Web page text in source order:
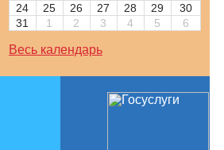
24
25 26 27 28 29
30
31
1 2 3 4 5 6
Весь календарь